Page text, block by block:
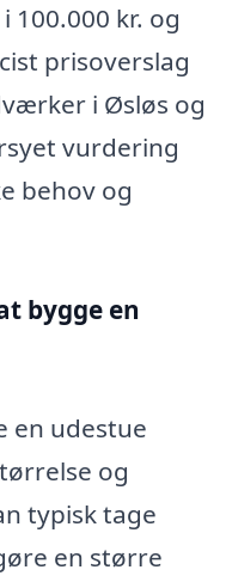
kr. og
prisoverslag
i Øsløs og
vurdering
behov og
bygge en
en udestue
og
typisk tage
en større